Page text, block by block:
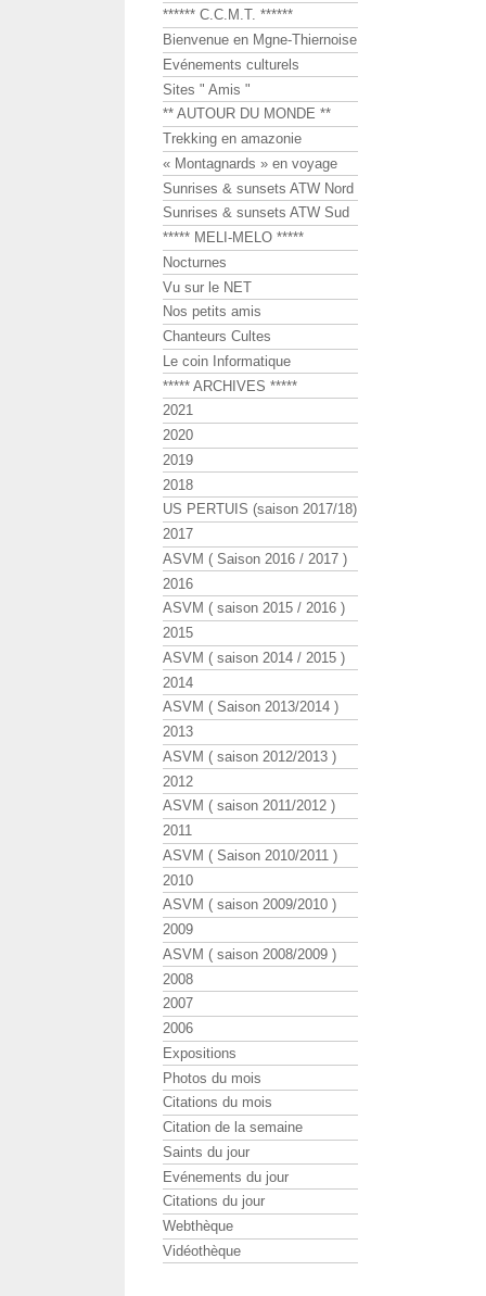
****** C.C.M.T. ******
Bienvenue en Mgne-Thiernoise
Evénements culturels
Sites " Amis "
** AUTOUR DU MONDE **
Trekking en amazonie
« Montagnards » en voyage
Sunrises & sunsets ATW Nord
Sunrises & sunsets ATW Sud
***** MELI-MELO *****
Nocturnes
Vu sur le NET
Nos petits amis
Chanteurs Cultes
Le coin Informatique
***** ARCHIVES *****
2021
2020
2019
2018
US PERTUIS (saison 2017/18)
2017
ASVM ( Saison 2016 / 2017 )
2016
ASVM ( saison 2015 / 2016 )
2015
ASVM ( saison 2014 / 2015 )
2014
ASVM ( Saison 2013/2014 )
2013
ASVM ( saison 2012/2013 )
2012
ASVM ( saison 2011/2012 )
2011
ASVM ( Saison 2010/2011 )
2010
ASVM ( saison 2009/2010 )
2009
ASVM ( saison 2008/2009 )
2008
2007
2006
Expositions
Photos du mois
Citations du mois
Citation de la semaine
Saints du jour
Evénements du jour
Citations du jour
Webthèque
Vidéothèque